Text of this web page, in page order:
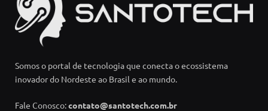
Somos o portal de tecnologia que conecta o ecossistema
inovador do Nordeste ao Brasil e ao mundo.
Fale Conosco:contato@santotech.com.br